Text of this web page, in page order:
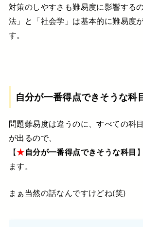
対策のしやすさも難易度に影響する
法」と「社会学」は基本的に難易度
す。
自分が一番得点できそうな科
問題難易度は違うのに、すべての科
が出るので、
【★自分が一番得点できそうな科目
ます。
まぁ当然の話なんですけどね(笑)